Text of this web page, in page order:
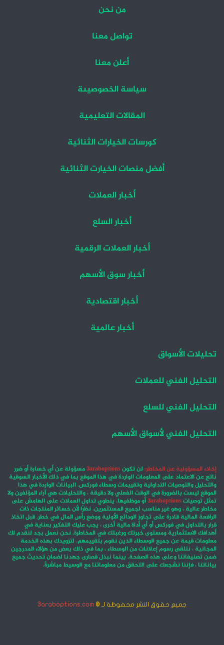
من نحن
تواصل معنا
أعلن معنا
سياسة الخصوصيىة
المقالات التعليمية
كورسات الخيارات الثنائية
أفضل منصات الخيارت الثنائية
أخبار العملات
أخبار السلع
أخبار العملات الرقمية
أخبار سوق الأسهم
أخبار اقتصادية
أخبار عالمية
تحليلات الأسواق
التحليل الفني للعملات
التحليل الفني للسلع
التحليل الفني لأسواق الأسهم
إخلاء المسؤولية عن المخاطر: لن تكون3araboptionsمسؤولة عن أي خسارة أو ضرر
ناتج عن الاعتماد على المعلومات الواردة في هذا الموقع بما في ذلك الأخبار السوقية
والتحليل والتوصيات التداولية وتقييمات وسطاء فوركس. البيانات الواردة في هذا
الموقع ليست بالضرورة في الوقت الفعلي ولا دقيقة ، والتحليلات هي آراء المؤلفين ولا
تمثل توصيات3araboptionsأو موظفيها. ينطوي تداول العملات على الهامش على
مخاطر عالية ، وهو غير مناسب لجميع المستثمرين. نظرًا لأن خسائر المنتجات ذات
الرافعة المالية قادرة على تجاوز الودائع الأولية ووضع رأس المال في خطر. قبل اتخاذ
قرار بالتداول في فوركس أو أي أداة مالية أخرى ، يجب عليك التفكير بعناية في
أهدافك الاستثمارية ومستوى خبرتك ورغبتك في المخاطرة. نحن نعمل بجد لنقدم لك
معلومات قيمة عن جميع الوسطاء الذين نقوم بتقييمهم. لتزويدك بهذه الخدمة
المجانية ، نتلقى رسوم إعلانات من الوسطاء ، بما في ذلك بعض من هؤلاء المدرجين
ضمن تصنيفاتنا وعلى هذه الصفحة. بينما نبذل قصارى جهدنا لضمان تحديث جميع
بياناتنا ، فإننا نشجعك على التحقق من معلوماتنا مع الوسيط مباشرةً.
جميع حقوق النشر محفوظة لـ © 3araboptions.com